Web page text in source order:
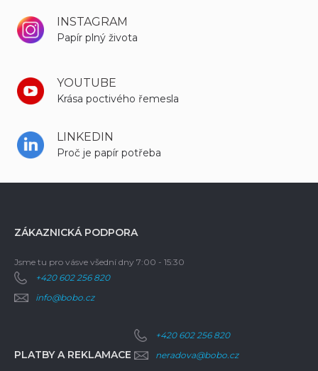
INSTAGRAM
Papír plný života
YOUTUBE
Krása poctivého řemesla
LINKEDIN
Proč je papír potřeba
ZÁKAZNICKÁ PODPORA
Jsme tu pro vásve všední dny 7:00 - 15:30
+420 602 256 820
info@bobo.cz
PLATBY A REKLAMACE
+420 602 256 820
neradova@bobo.cz